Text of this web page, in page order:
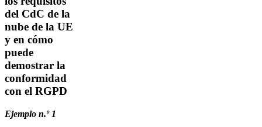
del CdC de la
nube de la UE
y en cómo
puede
demostrar la
conformidad
con el RGPD
Ejemplo n.º 1